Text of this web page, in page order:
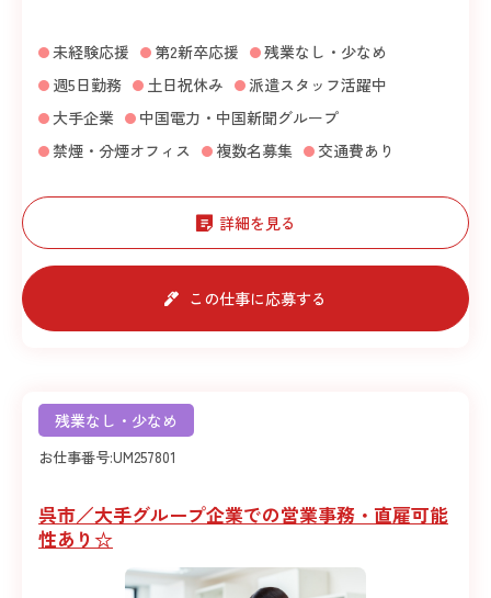
未経験応援 第2新卒応援
残業なし・少なめ
週5日勤務
土日祝休み
派遣スタッフ活躍中
大手企業
中国電力・中国新聞グループ
禁煙・分煙オフィス
複数名募集 交通費あり
詳細を見る
この仕事に応募する
残業なし・少なめ
お仕事番号:UM257801
呉市／大手グループ企業での営業事務・直雇可能
性あり☆